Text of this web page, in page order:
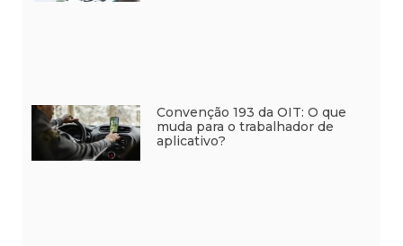
Convenção 193 da OIT: O que
muda para o trabalhador de
aplicativo?